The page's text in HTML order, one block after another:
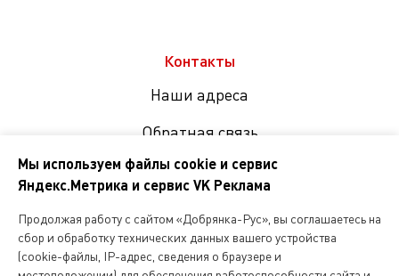
Контакты
Наши адреса
Обратная связь
соцсетях
Мы используем файлы cookie и сервис
Яндекс.Метрика и сервис VK Реклама
Продолжая работу с сайтом «Добрянка-Рус», вы соглашаетесь на
сбор и обработку технических данных вашего устройства
(cookie-файлы, IP-адрес, сведения о браузере и